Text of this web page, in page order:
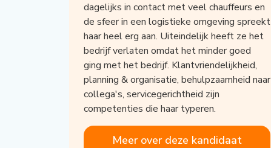
dagelijks in contact met veel chauffeurs en
de sfeer in een logistieke omgeving spreekt
haar heel erg aan. Uiteindelijk heeft ze het
bedrijf verlaten omdat het minder goed
ging met het bedrijf. Klantvriendelijkheid,
planning & organisatie, behulpzaamheid naar
collega's, servicegerichtheid zijn
competenties die haar typeren.
Meer over deze kandidaat